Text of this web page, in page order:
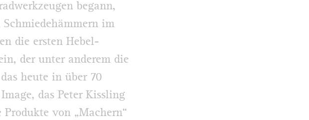
begann,
im
die ersten Hebel-
der unter anderem die
heute in über 70
das Peter Kissling
von „Machern“